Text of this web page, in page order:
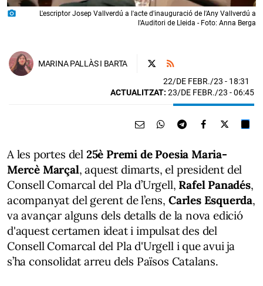
photo_camera
L'escriptor Josep Vallverdú a l'acte d'inauguració de l'Any Vallverdú a
l'Auditori de Lleida - Foto: Anna Berga
MARINA PALLÀS I BARTA
22/DE FEBR./23 - 18:31
ACTUALITZAT: 23/DE FEBR./23 - 06:45
A les portes del 25è Premi de Poesia Maria-
Mercè Marçal, aquest dimarts, el president del
Consell Comarcal del Pla d’Urgell, Rafel Panadés,
acompanyat del gerent de l’ens, Carles Esquerda,
va avançar alguns dels detalls de la nova edició
d'aquest certamen ideat i impulsat des del
Consell Comarcal del Pla d'Urgell i que avui ja
s’ha consolidat arreu dels Països Catalans.